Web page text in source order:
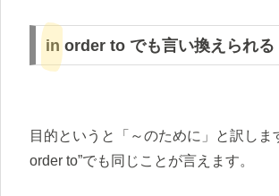
in order to でも言い換えられる
目的というと「～のために」と訳しま
order to”でも同じことが言えます。